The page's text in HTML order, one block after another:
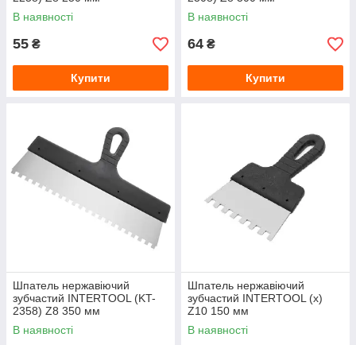
В наявності
55 ₴
Купити
В наявності
64 ₴
Купити
Шпатель нержавіючий
зубчастий INTERTOOL (KT-
2358) Z8 350 мм
В наявності
Шпатель нержавіючий
зубчастий INTERTOOL (x)
Z10 150 мм
В наявності